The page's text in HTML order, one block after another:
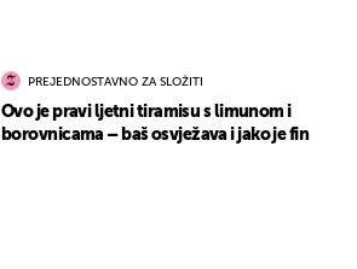
PREJEDNOSTAVNO ZA SLOŽITI
Ovo je pravi ljetni tiramisu s limunom i
borovnicama – baš osvježava i jako je fin